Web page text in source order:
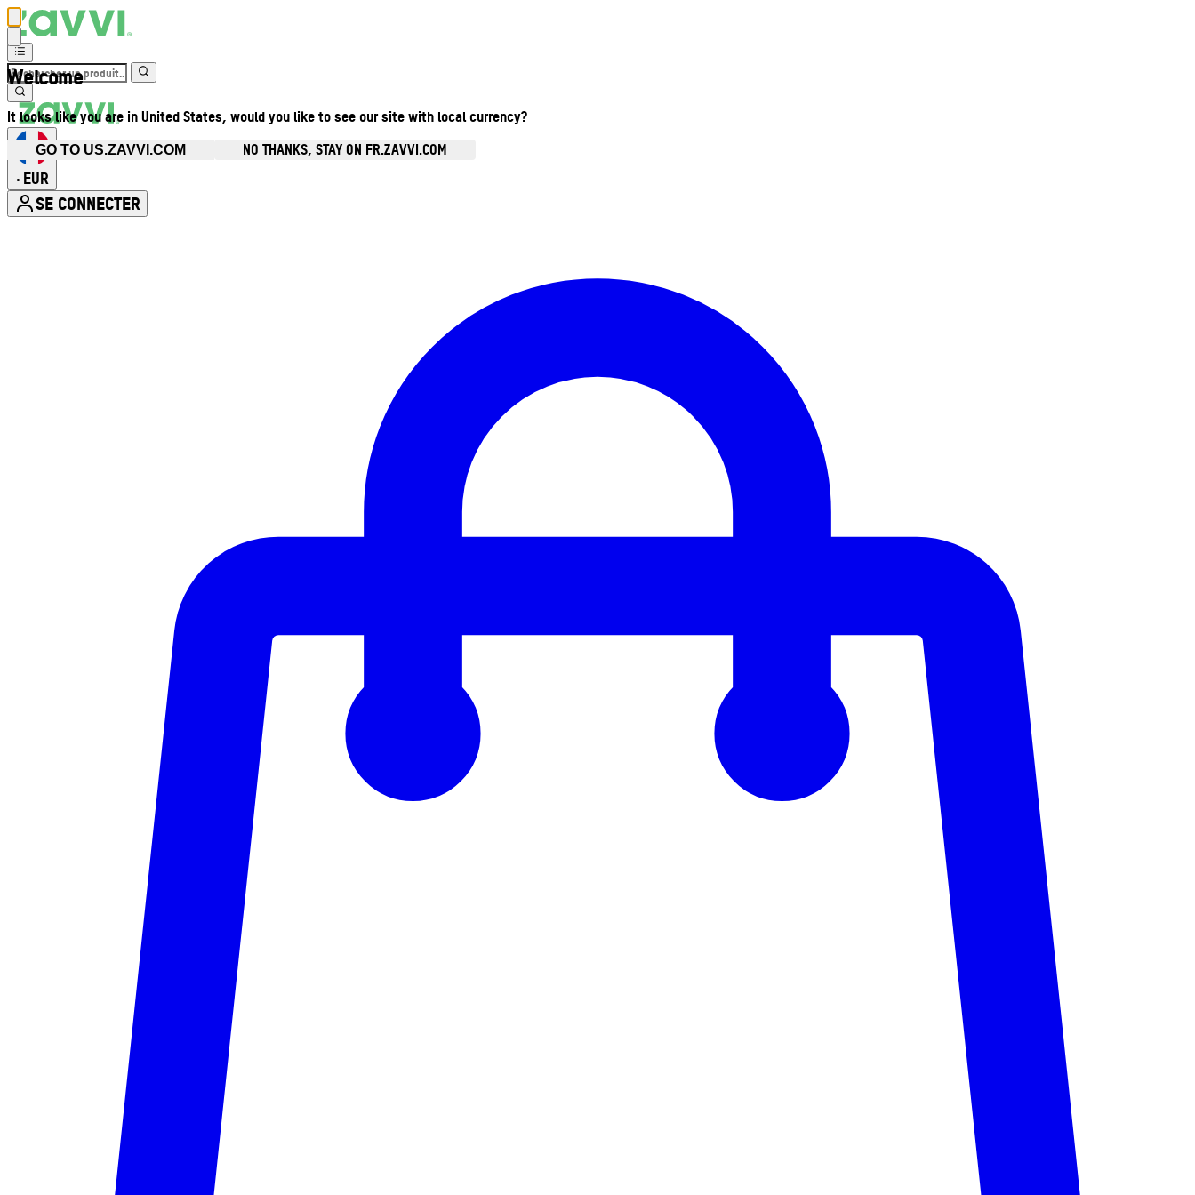
Welcome
It looks like you are in United States, would you like to see our site with local currency?
GO TO US.ZAVVI.COM NO THANKS, STAY ON FR.ZAVVI.COM
• EUR
SE CONNECTER